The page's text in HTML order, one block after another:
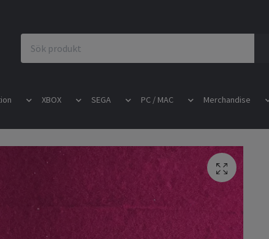
XBOX SEGA PC / MAC Merchandise